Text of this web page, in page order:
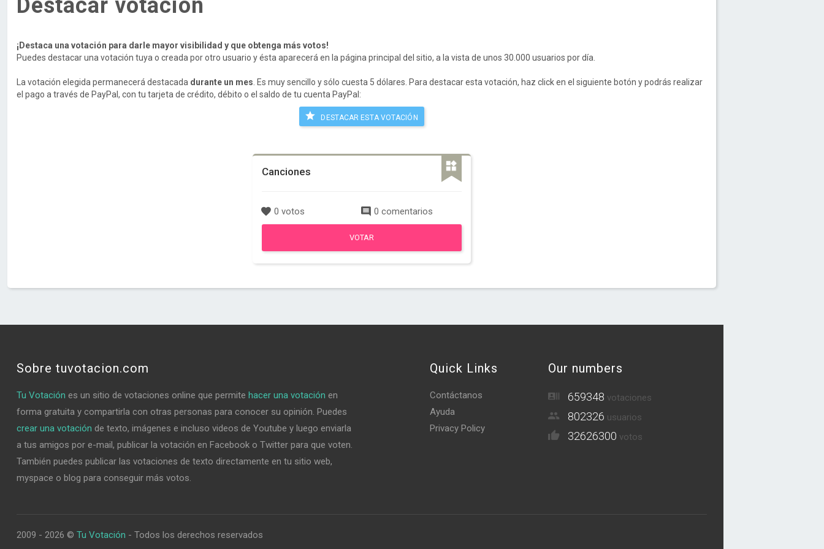
Destacar votación
¡Destaca una votación para darle mayor visibilidad y que obtenga más votos!
Puedes destacar una votación tuya o creada por otro usuario y ésta aparecerá en la página principal del sitio, a la vista de unos 30.000 usuarios por día.
La votación elegida permanecerá destacada durante un mes . Es muy sencillo y sólo cuesta 5 dólares. Para destacar esta votación, haz click en el siguiente botón y podrás realizar
el pago a través de PayPal, con tu tarjeta de crédito, débito o el saldo de tu cuenta PayPal:
DESTACAR ESTA VOTACIÓN
Canciones
0 votos 0 comentarios
VOTAR
Sobre tuvotacion.com
Tu Votación es un sitio de votaciones online que permite hacer una votación en
forma gratuita y compartirla con otras personas para conocer su opinión. Puedes
crear una votación de texto, imágenes e incluso videos de Youtube y luego enviarla
a tus amigos por e-mail, publicar la votación en Facebook o Twitter para que voten.
También puedes publicar las votaciones de texto directamente en tu sitio web,
myspace o blog para conseguir más votos.
Quick Links
Contáctanos
Ayuda
Privacy Policy
Our numbers
659348 votaciones
802326 usuarios
32626300 votos
2009 - 2026 © Tu Votación - Todos los derechos reservados